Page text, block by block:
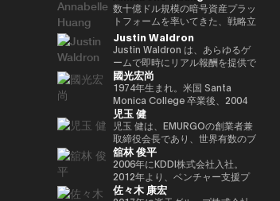
す。 また、Yat氏はクラシック音
楽の正式な訓練を受けた音楽家で
もあり、BAFTA（英国映画テレ
ビ芸術アカデミー）のアドバイザ
リーボードメンバー、ならびに
Asian Youth Orchestraの理事も
務めています。 必要であれば、
講演者紹介向けにさらに自然で洗
練された日本語版にも整えられま
す。
数十に及ぶ著名なインターネット
ブランドの成長に関与した。 学
歴としては、ニューヨーク州立大
学バッファロー校にてクリエイテ
ィブ・ライティングの修士号を取
得。シラキュース大学にて二つの
学士号を取得しており、2000年
以降、同大学の名門 Newhouse
School of Public
Communications のアドバイザ
リーボードメンバーも務めてい
る。 さらにターピンは、プエル
トリコにおけるビットコインおよ
び暗号資産コミュニティの先駆者
とも見なされており、2016年初
シップも推進しました。
Terence Ngは、ソニーエレクト
ロニクス、ヒューレット・パッカ
ード、Navteq Corporation、ノ
キアなどの主要なテクノロジーブ
ランドで、マーケティング、製品
開発、ビジネス開発の役割を20
年以上にわたって経験してきまし
た。彼はテクノロジー業界でビジ
ネス戦略をリードする確かな実績
を築いています。 Terence Ng
は、シンガポールの南洋理工大学
でビジネス学の学士号を取得しま
した。彼は現在、シンガポールを
拠点としており、ブロックチェー
現在、株式会社bitFlyer
Holdings代表取締役CEO、株式
会社bitFlyer 代表取締役、株式会
社bitFlyer Blockchain代表取締
役、bitFlyer USA, Inc.の
Director、株式会社Custodiem
の取締役を務めるほか、一般社団
法人日本ブロックチェーン協会
（JBA）代表理事を務める。 そ
の他にも、ISO/TC307国内審議
委員会Committee会員、防衛省
オピニオンリーダーなども務め、
創業以来掲げるbitFlyerのミッシ
ョンである「ブロックチェーンで
世界を簡単に。」の実現に向け、
マーケティングといった各部門と
密接に連携しながら、ユーザー体
験とブロックチェーン技術の交差
点におけるイノベーションを推進
している。 「コードを現実世界
の価値へと変換する」ことに重点
を置き、Nick はセルフカストデ
ィ型ウォレットを次世代の金融イ
ンフラとして進化させる役割を担
い、その未来を形作っている。
躍。JPMorgan や Goldman
Sachs などの投資銀行にてキャ
リアをスタートさせた後、米国の
ヘッジファンド Davidson
Kempner Capital Management
に参画。その後、シンガポールを
拠点とする投資ファンド 3D
Investment Partners を共同創業
した。 また、デジタル資産の担
保管理およびカストディサービス
を提供する Copper において
は、APAC 地域の収益統括責任者
（Head of Revenue APAC）を務
め、同社のアジア太平洋地域にお
ける事業成長を牽引した。
ジネス再生の専門家です。2001
年に自身の会社を設立して以降、
様々なビジネスを立ち上げてきま
した。2016年には暗号通貨交換
所Bitpointを設立し、CEOとな
りました。2019年には世界経済
フォーラムからヤング・グローバ
ル・リーダーに選出されました。
するテック起業家の一人。
Startale Groupの創業者兼CEO
として、「世界をオンチェーンに
する（Bringing the world
onchain）」というミッションの
もと、分散型インターネットのた
めの基盤インフラ構築を主導して
いる。 日本最大のパブリックブ
ロックチェーンであり、国内
Web3インフラの要石となった
Astar Networkを牽引したことで
その名を世界に広めた。また、キ
ャリアにおける重要なマイルスト
ーンとして、ソニーグループとの
連携のもと、Sony Block
Solutions Labsと共同開発した
数十億ドル規模の暗号資産プラッ
トフォームを率いてきた、戦略立
案およびリーダーシップの豊富な
経験
Justin Waldron
Justin Waldron は、あらゆるゲ
ームで即時にリアル報酬を提供で
きるプラットフォーム play.fun
の創業者兼CEOです。また、
Playco の共同創業者兼社長を務
めるほか、渋谷区役所による取り
組みである Shibuya Startup
Support のアドバイザー、さら
に X&KSK のパートナーとして、
グローバル展開が期待される有望
な日本のスタートアップへの投資
も行っています。 60社以上に投
國光宏尚
1974年生まれ。米国 Santa
Monica College 卒業後、2004
年に株式会社アットムービーに入
社。同年に取締役に就任し、映
画・テレビドラマのプロデュース
や新規事業の立ち上げを担当。
2007年に株式会社gumiを設立
し、代表取締役社長に就任。
2021年に同社を退任し、同年に
児玉 健
児玉 健は、EMURGOの創業者兼
取締役会長であり、世界有数のブ
ロックチェーンプラットフォーム
であるCardanoの共同創業者の
一人です。暗号資産およびブロッ
クチェーン分野において10年以
舘林 俊平
2006年にKDDI株式会社入社。
2012年より、ベンチャー支援プ
ログラムKDDI∞Laboやベンチャ
佐々木 康宏